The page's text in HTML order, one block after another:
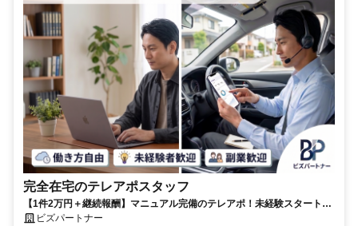
完全在宅のテレアポスタッフ
【1件2万円＋継続報酬】マニュアル完備のテレアポ！未経験スタートの
副業スタッフ活躍中／丁寧なフォロー体制あり
ビズパートナー